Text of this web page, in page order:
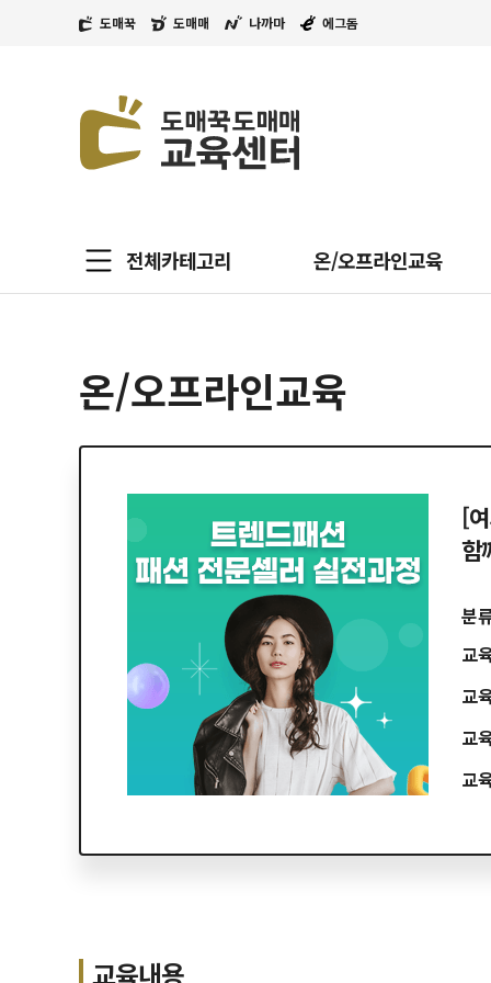
도매꾹 도매매 나까마 에그돔
전체카테고리 온/오프라인교육
온/오프라인교육
[
함
분
교
교
교
교
교육내용